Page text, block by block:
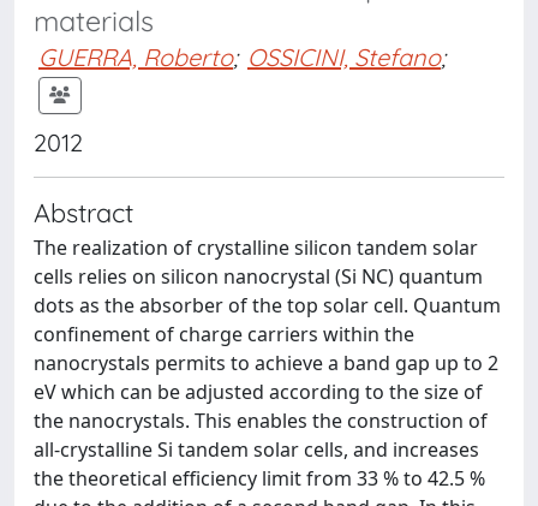
materials
GUERRA, Roberto; OSSICINI, Stefano;
2012
Abstract
The realization of crystalline silicon tandem solar
cells relies on silicon nanocrystal (Si NC) quantum
dots as the absorber of the top solar cell. Quantum
confinement of charge carriers within the
nanocrystals permits to achieve a band gap up to 2
eV which can be adjusted according to the size of
the nanocrystals. This enables the construction of
all-crystalline Si tandem solar cells, and increases
the theoretical efficiency limit from 33 % to 42.5 %